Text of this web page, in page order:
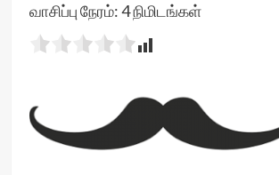
வாசிப்பு நேரம்:4நிமிடங்கள்